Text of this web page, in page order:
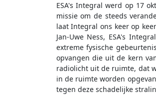
ESA's Integral werd op 17
missie om de steeds
laat Integral ons keer op
Jan-Uwe Ness, ESA's
extreme fysische
opvangen die uit de kern
radiolicht uit de ruimte, dat
in de ruimte worden
tegen deze schadelijke